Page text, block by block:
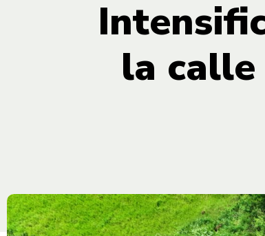
la calle